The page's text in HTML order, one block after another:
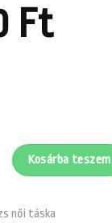
Ft
szőttes mintával,
Kosárba teszem
női táska